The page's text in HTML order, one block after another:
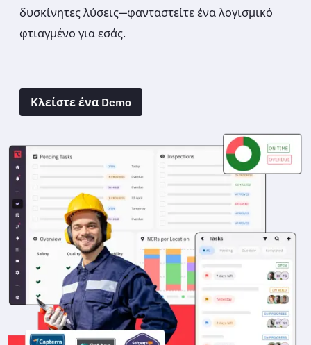
δυσκίνητες λύσεις—φανταστείτε ένα λογισμικό
φτιαγμένο για εσάς.
Κλείστε ένα Demo